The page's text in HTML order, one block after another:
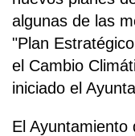
algunas de las
"Plan
el Cambio
iniciado el
El